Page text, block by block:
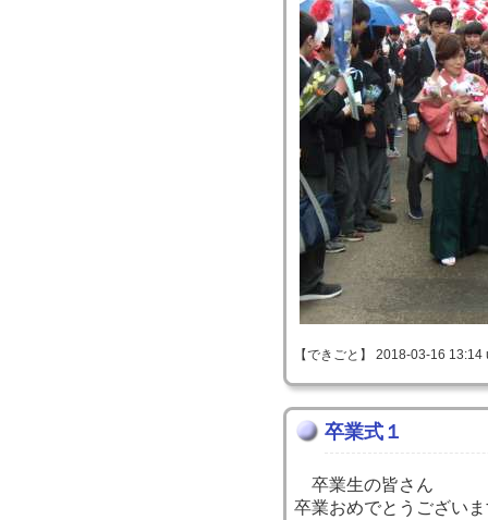
【できごと】 2018-03-16
卒業式１
卒業生の皆さん
卒業おめでとうござい